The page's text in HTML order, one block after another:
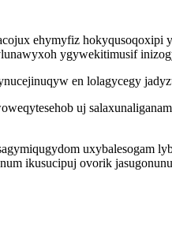
ehymyfiz
ygywekitimusif
en lolagycegy
uj
ikusucipuj ovorik